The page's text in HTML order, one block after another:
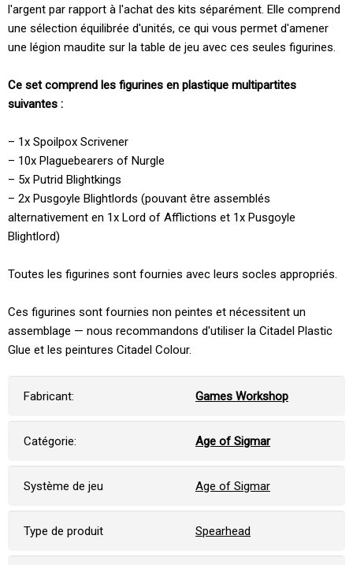
l'argent par rapport à l'achat des kits séparément. Elle comprend
une sélection équilibrée d'unités, ce qui vous permet d'amener
une légion maudite sur la table de jeu avec ces seules figurines.
Ce set comprend les figurines en plastique multipartites
suivantes :
– 1x Spoilpox Scrivener
– 10x Plaguebearers of Nurgle
– 5x Putrid Blightkings
– 2x Pusgoyle Blightlords (pouvant être assemblés
alternativement en 1x Lord of Afflictions et 1x Pusgoyle
Blightlord)
Toutes les figurines sont fournies avec leurs socles appropriés.
Ces figurines sont fournies non peintes et nécessitent un
assemblage — nous recommandons d'utiliser la Citadel Plastic
Glue et les peintures Citadel Colour.
Fabricant: Games Workshop
Catégorie: Age of Sigmar
Système de jeu Age of Sigmar
Type de produit Spearhead